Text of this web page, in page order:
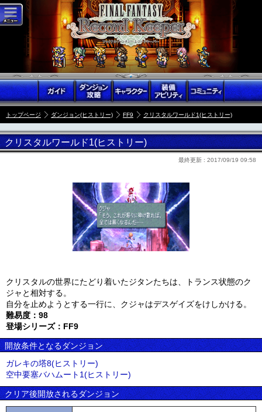
トップページ ダンジョン(ヒストリー) FF9 クリスタルワールド1(ヒストリー)
クリスタルワールド1(ヒストリー)
最終更新 : 2017/09/19 09:58
クリスタルの世界にたどり着いたジタンたちは、トランス状態のク
ジャと相対する。
自分を止めようとする一行に、クジャはデスゲイズをけしかける。
難易度：98
登場シリーズ：FF9
開放条件となるダンジョン
ガレキの塔8(ヒストリー)
空中要塞バハムート1(ヒストリー)
クリア後開放されるダンジョン